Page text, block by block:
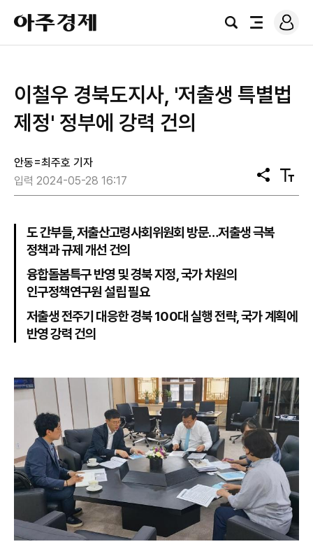
아
주
경
검
전
로
그
이철우 경북도지사, '저출생 특별법
제정' 정부에 강력 건의
안동=최주호 기자
입력 2024-05-28 16:17
공
유
텍
스
도 간부들, 저출산고령사회위원회 방문…저출생 극복
정책과 규제 개선 건의
융합돌봄특구 반영 및 경북 지정, 국가 차원의
인구정책연구원 설립 필요
저출생 전주기 대응한 경북 100대 실행 전략, 국가 계획에
반영 강력 건의